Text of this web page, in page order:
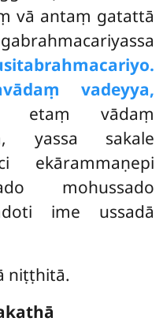
vā antaṃ gatattā
vadeyya,
etaṃ vādaṃ
yassa sakale
ekārammaṇepi
mohussado
ime ussadā
niṭṭhitā.